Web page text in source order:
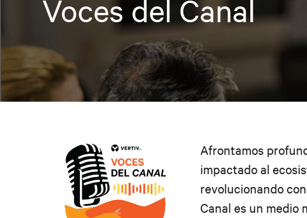
Voces del Canal
Afrontamos
impactado al
revolucionando
Canal es un medio